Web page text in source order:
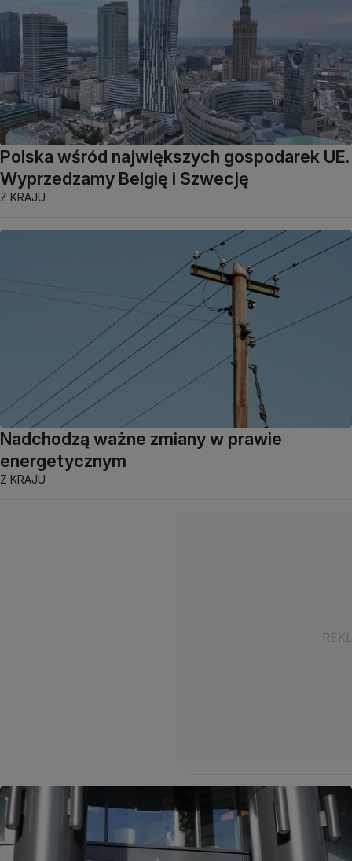
Polska wśród największych gospodarek UE.
Wyprzedzamy Belgię i Szwecję
Z KRAJU
Nadchodzą ważne zmiany w prawie
energetycznym
Z KRAJU